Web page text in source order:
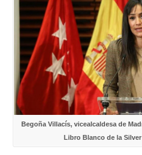
Begoña Villacís, vicealcaldesa de
Libro Blanco de la